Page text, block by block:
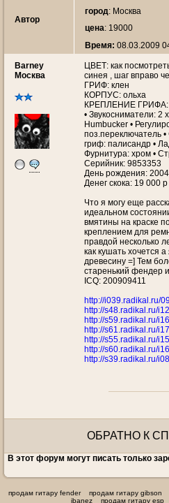
Автор
город: Москва
цена: 19000
Время: 08.03.2009
Barney
Москва
ЦВЕТ: как
синея , шаг вправо
ГРИФ: клен
КОРПУС: ольха
КРЕПЛЕНИЕ ГРИФА:
• Звукосниматели:
Humbucker •
поз.переключатель
гриф: палисандр •
Фурнитура: хром •
Серийник: 9853353
День рождения:
Денег скока: 19 000 р
Что я могу еще
идеальном
вмятины на краске
креплением для
правдой несколько
как кушать хочется
древесину =] Тем
старенький фендер
ICQ: 200909411
http://i039.radikal.ru/
http://s48.radikal.ru/
http://s59.radikal.ru/
http://s61.radikal.ru/
http://s55.radikal.ru/
http://s60.radikal.ru/
http://s39.radikal.ru/
ОБРАТНО К
В этот форум могут писать только
продам гитару fender продам гитару gibson
ibanez
продам гитару esp